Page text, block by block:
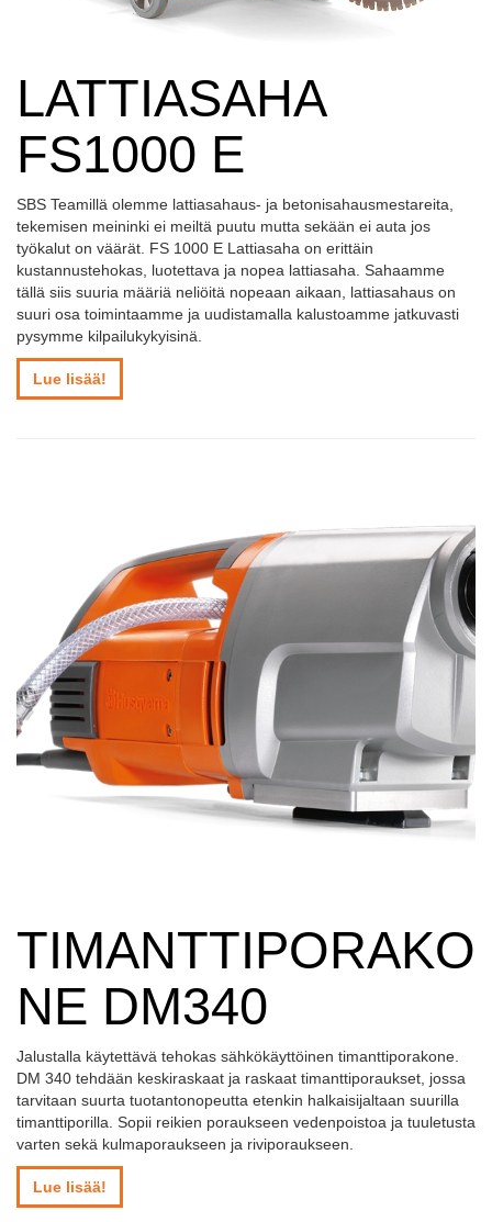
LATTIASAHA
FS1000 E
SBS Teamillä olemme lattiasahaus- ja betonisahausmestareita,
tekemisen meininki ei meiltä puutu mutta sekään ei auta jos
työkalut on väärät. FS 1000 E Lattiasaha on erittäin
kustannustehokas, luotettava ja nopea lattiasaha. Sahaamme
tällä siis suuria määriä neliöitä nopeaan aikaan, lattiasahaus on
suuri osa toimintaamme ja uudistamalla kalustoamme jatkuvasti
pysymme kilpailukykyisinä.
Lue lisää!
TIMANTTIPORAKO
NE DM340
Jalustalla käytettävä tehokas sähkökäyttöinen timanttiporakone.
DM 340 tehdään keskiraskaat ja raskaat timanttiporaukset, jossa
tarvitaan suurta tuotantonopeutta etenkin halkaisijaltaan suurilla
timanttiporilla. Sopii reikien poraukseen vedenpoistoa ja tuuletusta
varten sekä kulmaporaukseen ja riviporaukseen.
Lue lisää!